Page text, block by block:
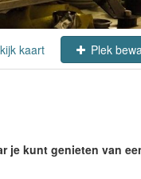
kaart Plek
je kunt genieten van